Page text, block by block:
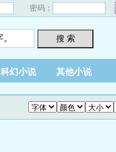
密码：
搜 索
科幻小说 其他小说